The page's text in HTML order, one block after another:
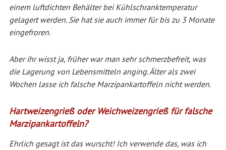
einem luftdichten Behälter bei Kühlschranktemperatur
gelagert werden. Sie hat sie auch immer für bis zu 3 Monate
eingefroren.
Aber ihr wisst ja, früher war man sehr schmerzbefreit, was
die Lagerung von Lebensmitteln anging. Älter als zwei
Wochen lasse ich falsche Marzipankartoffeln nicht werden.
Hartweizengrieß oder Weichweizengrieß für falsche
Marzipankartoffeln?
Ehrlich gesagt ist das wurscht! Ich verwende das, was ich